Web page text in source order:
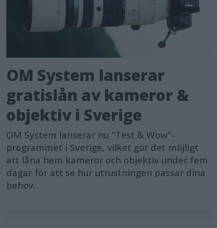
OM System lanserar
gratislån av kameror &
objektiv i Sverige
OM System lanserar nu "Test & Wow"-
programmet i Sverige, vilket gör det möjligt
att låna hem kameror och objektiv under fem
dagar för att se hur utrustningen passar dina
behov.